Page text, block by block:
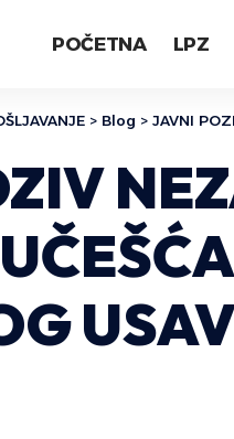
POČETNA LPZ
> Blog > JAVNI